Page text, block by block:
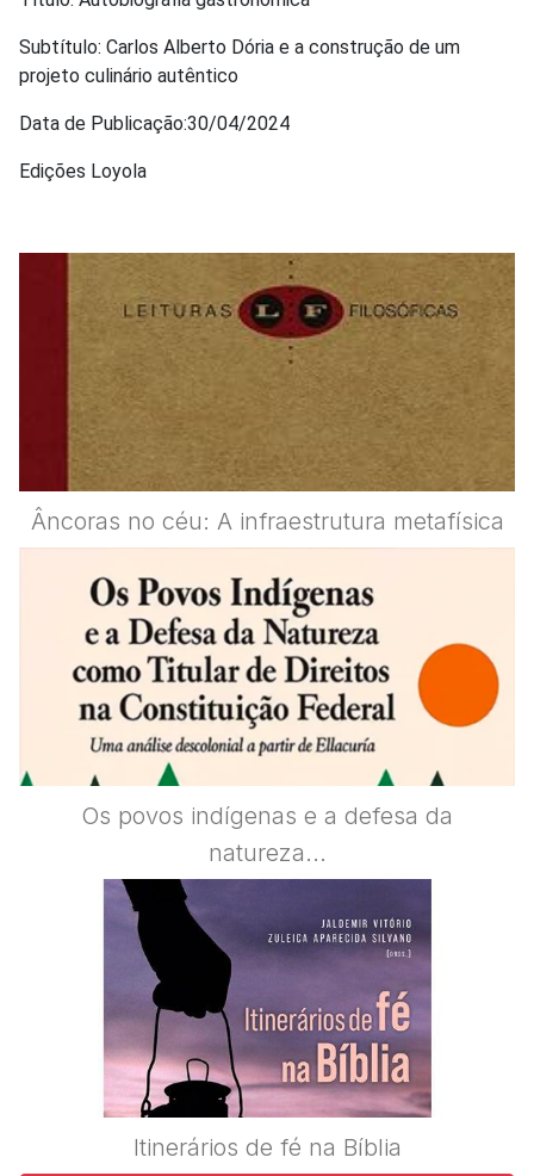
Subtítulo: Carlos Alberto Dória e a construção de um
projeto culinário autêntico
Data de Publicação:30/04/2024
Edições Loyola
Âncoras no céu: A infraestrutura metafísica
Os povos indígenas e a defesa da
natureza...
Itinerários de fé na Bíblia